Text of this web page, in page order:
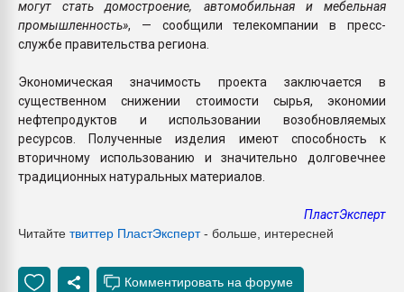
могут стать домостроение, автомобильная и мебельная
промышленность», — сообщили телекомпании в пресс-
службе правительства региона.
Экономическая значимость проекта заключается в
существенном снижении стоимости сырья, экономии
нефтепродуктов и использовании возобновляемых
ресурсов. Полученные изделия имеют способность к
вторичному использованию и значительно долговечнее
традиционных натуральных материалов.
ПластЭксперт
Читайте твиттер ПластЭксперт- больше, интересней